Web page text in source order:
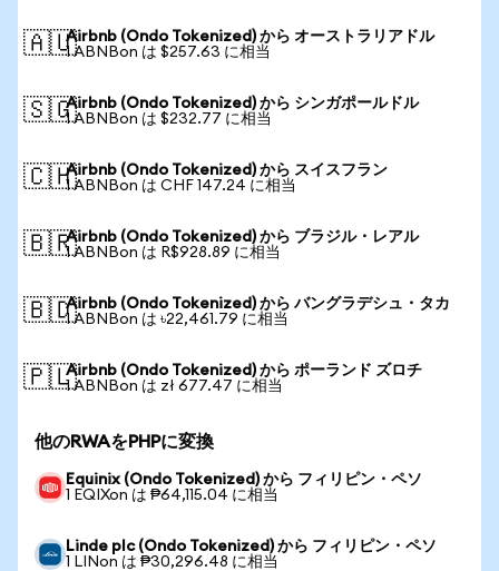
🇦🇺Airbnb (Ondo Tokenized) から オーストラリアドル
1 ABNBon は $257.63 に相当
🇸🇬Airbnb (Ondo Tokenized) から シンガポールドル
1 ABNBon は $232.77 に相当
🇨🇭Airbnb (Ondo Tokenized) から スイスフラン
1 ABNBon は CHF 147.24 に相当
🇧🇷Airbnb (Ondo Tokenized) から ブラジル・レアル
1 ABNBon は R$928.89 に相当
🇧🇩Airbnb (Ondo Tokenized) から バングラデシュ・タカ
1 ABNBon は ৳22,461.79 に相当
🇵🇱Airbnb (Ondo Tokenized) から ポーランド ズロチ
1 ABNBon は zł 677.47 に相当
他のRWAをPHPに変換
Equinix (Ondo Tokenized) から フィリピン・ペソ
1 EQIXon は ₱64,115.04 に相当
Linde plc (Ondo Tokenized) から フィリピン・ペソ
1 LINon は ₱30,296.48 に相当